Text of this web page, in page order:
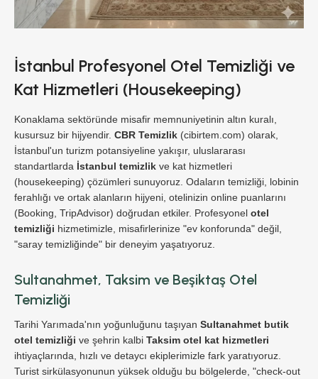
İstanbul Profesyonel Otel Temizliği ve
Kat Hizmetleri (Housekeeping)
Konaklama sektöründe misafir memnuniyetinin altın kuralı,
kusursuz bir hijyendir. CBR Temizlik (cibirtem.com) olarak,
İstanbul'un turizm potansiyeline yakışır, uluslararası
standartlarda İstanbul temizlik ve kat hizmetleri
(housekeeping) çözümleri sunuyoruz. Odaların temizliği, lobinin
ferahlığı ve ortak alanların hijyeni, otelinizin online puanlarını
(Booking, TripAdvisor) doğrudan etkiler. Profesyonel otel
temizliği hizmetimizle, misafirlerinize "ev konforunda" değil,
"saray temizliğinde" bir deneyim yaşatıyoruz.
Sultanahmet, Taksim ve Beşiktaş Otel
Temizliği
Tarihi Yarımada'nın yoğunluğunu taşıyan Sultanahmet butik
otel temizliği ve şehrin kalbi Taksim otel kat hizmetleri
ihtiyaçlarında, hızlı ve detaycı ekiplerimizle fark yaratıyoruz.
Turist sirkülasyonunun yüksek olduğu bu bölgelerde, "check-out